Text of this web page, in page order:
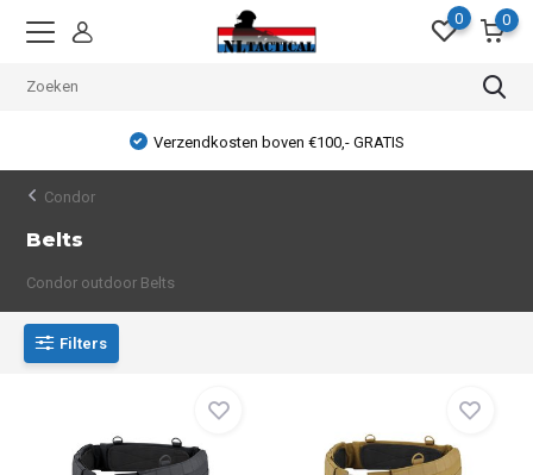
0 0
Verzendkosten boven €100,- GRATIS
Condor
Belts
Condor outdoor Belts
Filters